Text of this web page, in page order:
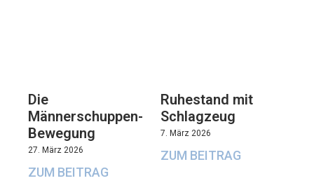
Die
Männerschuppen-
Bewegung
27. März 2026
ZUM BEITRAG
Ruhestand mit
Schlagzeug
7. März 2026
ZUM BEITRAG